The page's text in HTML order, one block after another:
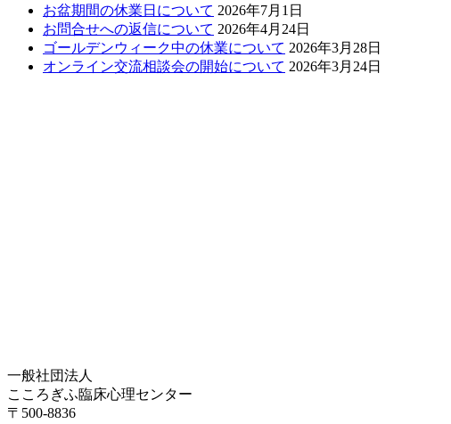
お盆期間の休業日について 2026年7月1日
お問合せへの返信について 2026年4月24日
ゴールデンウィーク中の休業について 2026年3月28日
オンライン交流相談会の開始について 2026年3月24日
一般社団法人
こころぎふ臨床心理センター
〒500-8836